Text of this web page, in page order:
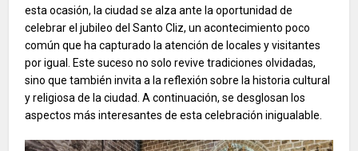
esta ocasión, la ciudad se alza ante la oportunidad de
celebrar el jubileo del Santo Cliz, un acontecimiento poco
común que ha capturado la atención de locales y visitantes
por igual. Este suceso no solo revive tradiciones olvidadas,
sino que también invita a la reflexión sobre la historia cultural
y religiosa de la ciudad. A continuación, se desglosan los
aspectos más interesantes de esta celebración inigualable.